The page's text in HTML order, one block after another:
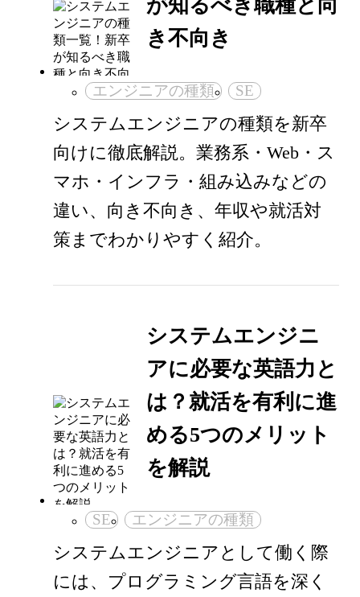
が知るべき職種と向
き不向き
エンジニアの種類 SE
システムエンジニアの種類を新卒
向けに徹底解説。業務系・Web・ス
マホ・インフラ・組み込みなどの
違い、向き不向き、年収や就活対
策までわかりやすく紹介。
システムエンジニ
アに必要な英語力と
は？就活を有利に進
める5つのメリット
を解説
SE エンジニアの種類
システムエンジニアとして働く際
には、プログラミング言語を深く